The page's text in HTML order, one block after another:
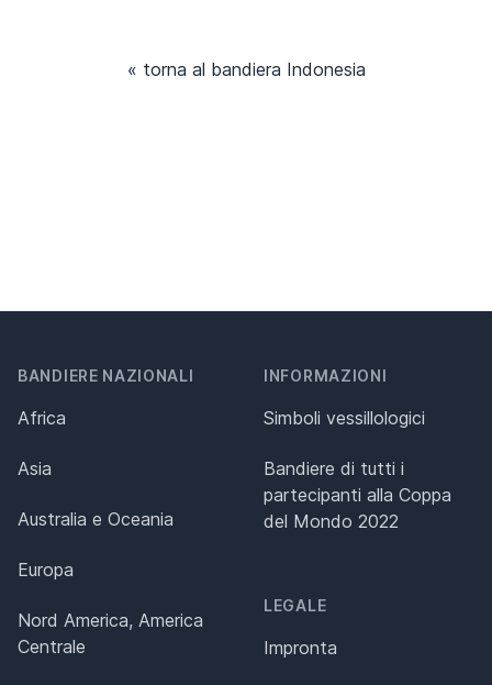
« torna al bandiera Indonesia
BANDIERE NAZIONALI
Africa
Asia
Australia e Oceania
Europa
Nord America, America
Centrale
INFORMAZIONI
Simboli vessillologici
Bandiere di tutti i
partecipanti alla Coppa
del Mondo 2022
LEGALE
Impronta